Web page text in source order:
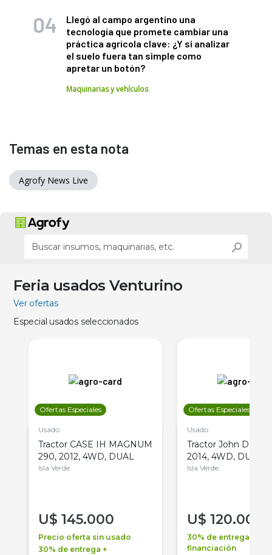
Llegó al campo argentino una
tecnología que promete cambiar una
práctica agrícola clave: ¿Y si analizar
el suelo fuera tan simple como
apretar un botón?
Maquinarias y vehículos
Temas en esta nota
Agrofy News Live
Feria usados Venturino
Ver ofertas
Especial usados seleccionados
Ofertas Especiales
Usado
Tractor CASE IH MAGNUM
290, 2012, 4WD, DUAL
Isla Verde
U$ 145.000
Precio oferta sin usado
30% de entrega +
Ofertas Especiales
Usado
Tractor John Deere
2014, 4WD, DUAL
Isla Verde
U$ 120.000
30% de entrega +
financiación